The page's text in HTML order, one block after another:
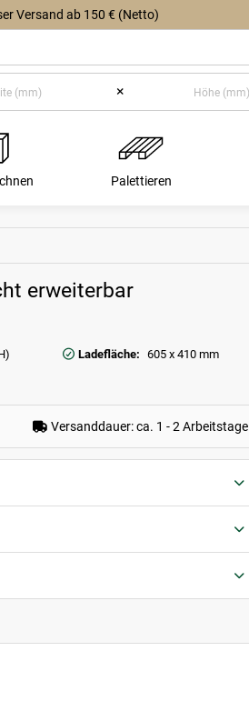
Versand ab 150 € (Netto)
×
Palettieren
erweiterbar
Ladefläche: 605 x 410 mm
Versanddauer: ca. 1 - 2 Arbeitstage